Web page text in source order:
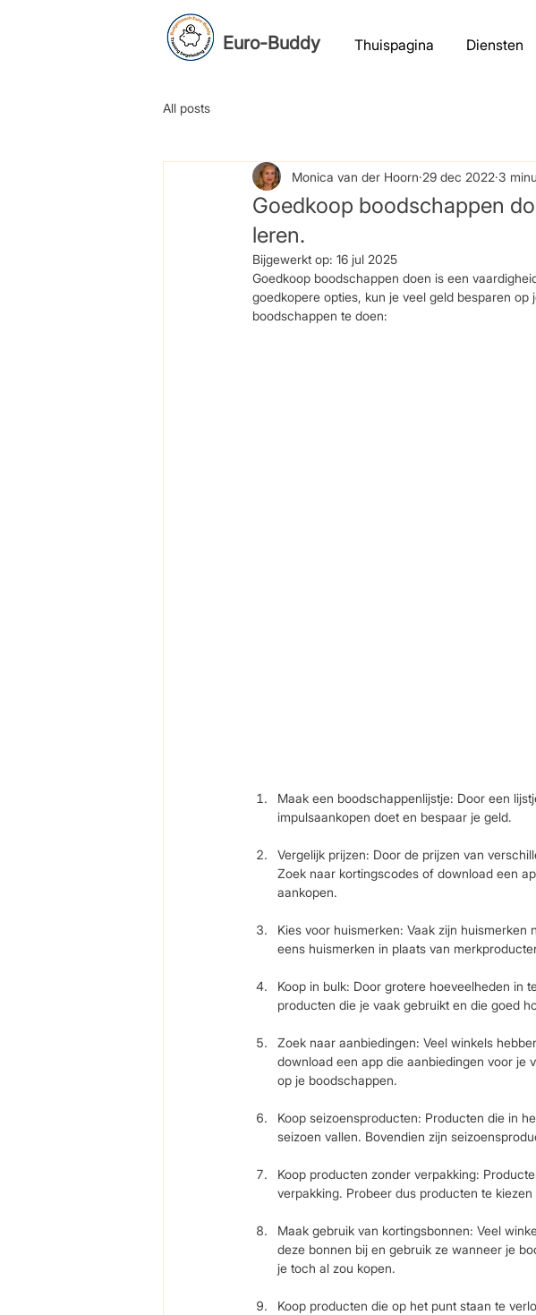
Euro-Buddy Thuispagina Diensten
All posts
Goedkoop boodschappen
leren.
Monica van der Hoorn 29 dec 2022 3
Bijgewerkt op: 16 jul 2025
Goedkoop boodschappen doen is een
goedkopere opties, kun je veel geld besparen
boodschappen te doen:
Maak een boodschappenlijstje: Door een
impulsaankopen doet en bespaar je geld.
Vergelijk prijzen: Door de prijzen van
Zoek naar kortingscodes of download een
aankopen.
Kies voor huismerken: Vaak zijn
eens huismerken in plaats van
Koop in bulk: Door grotere hoeveelheden in
producten die je vaak gebruikt en die goed
Zoek naar aanbiedingen: Veel winkels
download een app die aanbiedingen voor je
op je boodschappen.
Koop seizoensproducten: Producten die in
seizoen vallen. Bovendien zijn
Koop producten zonder verpakking:
verpakking. Probeer dus producten te
Maak gebruik van kortingsbonnen: Veel
deze bonnen bij en gebruik ze wanneer je
je toch al zou kopen.
Koop producten die op het punt staan te